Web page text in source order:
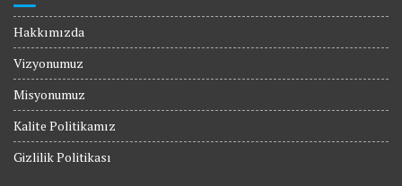
Hakkımızda
Vizyonumuz
Misyonumuz
Kalite Politikamız
Gizlilik Politikası